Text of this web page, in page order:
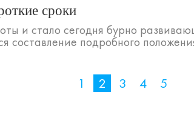
сроки
и стало сегодня бурно
составление подробного
1 2 3 4 5